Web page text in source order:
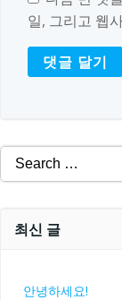
일, 그리고 웹
Search
for:
최신 글
안녕하세요!